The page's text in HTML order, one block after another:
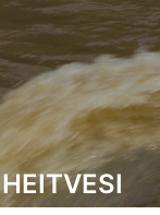
HEITVESI